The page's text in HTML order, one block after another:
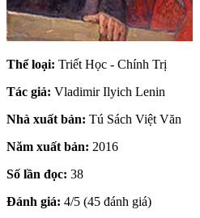
Thể loại: Triết Học - Chính Trị
Tác giả: Vladimir Ilyich Lenin
Nhà xuất bản: Tú Sách Việt Văn
Năm xuất bản: 2016
Số lần đọc: 38
Đánh giá: 4/5 (45 đánh giá)